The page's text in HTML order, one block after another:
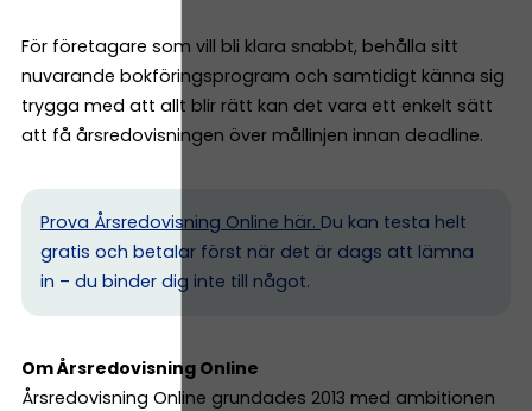
För företagare som vill bli klara snabbt, behålla sitt
nuvarande bokföringsprogram och samtidigt känna sig
trygga med att allt blir rätt kan det vara ett enkelt sätt
att få årsredovisningen över mållinjen innan deadline.
Prova Årsredovisning Online här. Du kan testa helt
gratis och betalar först när det är dags att lämna
in – du binder dig inte till något.
Om Årsredovisning Online
Årsredovisning Online grundades 2013 med ambitionen